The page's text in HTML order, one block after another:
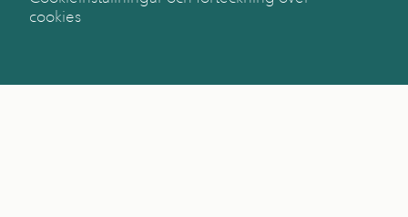
cookies